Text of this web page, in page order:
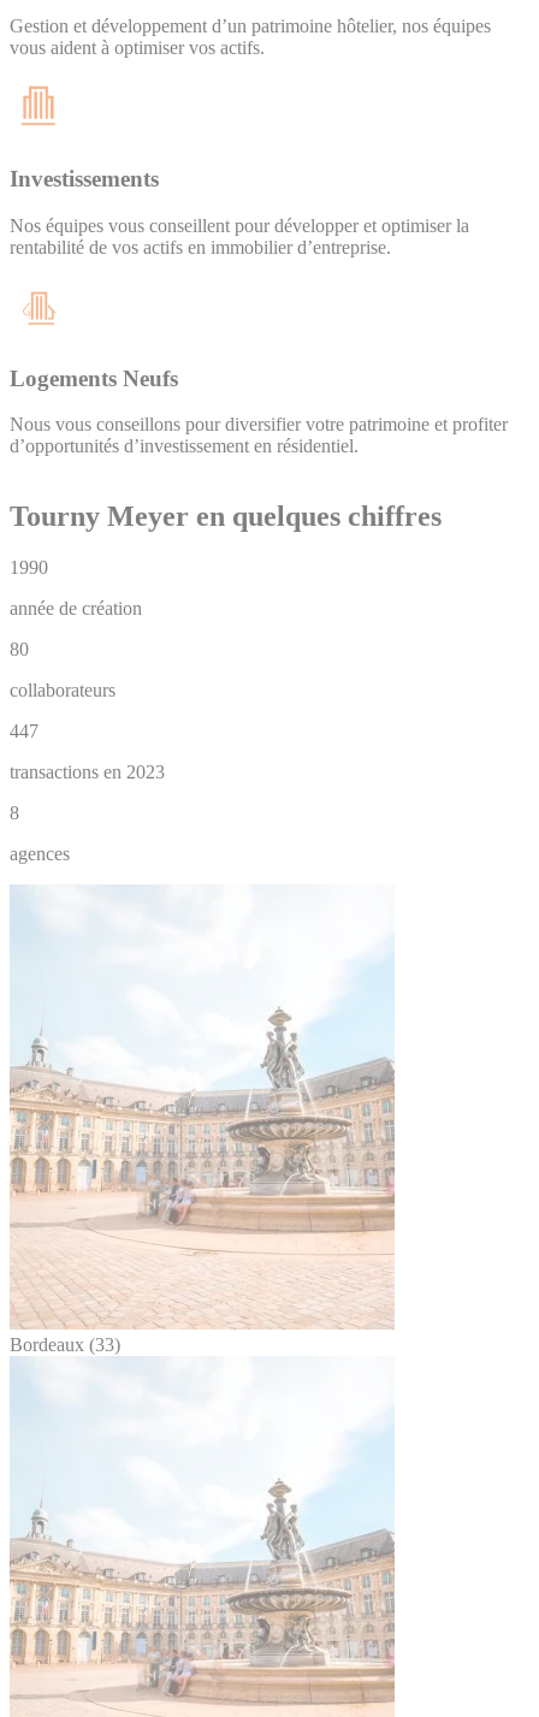
Gestion et développement d’un patrimoine hôtelier, nos équipes
vous aident à optimiser vos actifs.
Investissements
Nos équipes vous conseillent pour développer et optimiser la
rentabilité de vos actifs en immobilier d’entreprise.
Logements Neufs
Nous vous conseillons pour diversifier votre patrimoine et profiter
d’opportunités d’investissement en résidentiel.
Tourny Meyer en quelques chiffres
1990
année de création
80
collaborateurs
447
transactions en 2023
8
agences
Bordeaux (33)